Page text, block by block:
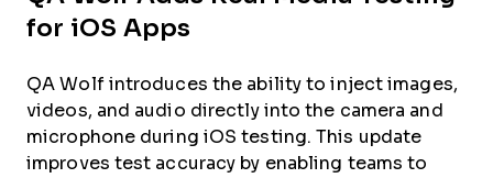
for iOS Apps
QA Wolf introduces the ability to inject images,
videos, and audio directly into the camera and
microphone during iOS testing. This update
improves test accuracy by enabling teams to